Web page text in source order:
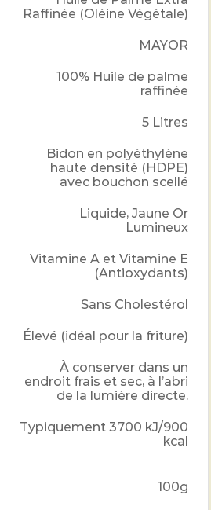
Raffinée (Oléine Végétale)
MAYOR
100% Huile de palme
raffinée
5 Litres
Bidon en polyéthylène
haute densité (HDPE)
avec bouchon scellé
Liquide, Jaune Or
Lumineux
Vitamine A et Vitamine E
(Antioxydants)
Sans Cholestérol
Élevé (idéal pour la friture)
À conserver dans un
endroit frais et sec, à l’abri
de la lumière directe.
Typiquement 3700 kJ/900
kcal
100g